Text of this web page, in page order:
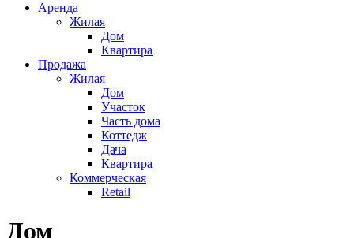
Аренда
Жилая
Дом
Квартира
Продажа
Жилая
Дом
Участок
Часть дома
Коттедж
Дача
Квартира
Коммерческая
Retail
Дом